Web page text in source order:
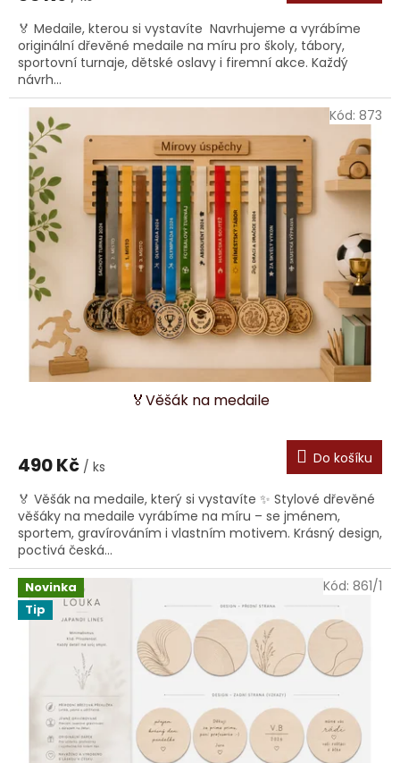
🏅 Medaile, kterou si vystavíte Navrhujeme a vyrábíme
originální dřevěné medaile na míru pro školy, tábory,
sportovní turnaje, dětské oslavy i firemní akce. Každý
návrh...
🏅Věšák na medaile
490 Kč / ks Do košíku
🏅 Věšák na medaile, který si vystavíte ✨ Stylové dřevěné
věšáky na medaile vyrábíme na míru – se jménem,
sportem, gravírováním i vlastním motivem. Krásný design,
poctivá česká...
Kód: 873
Novinka
Tip
Kód: 861/1